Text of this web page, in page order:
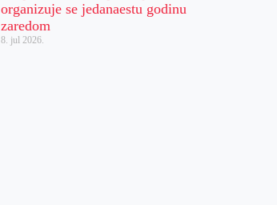
organizuje se jedanaestu godinu
zaredom
8. jul 2026.